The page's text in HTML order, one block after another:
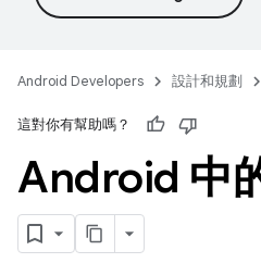
Android Developers 設計和規劃
這對你有幫助嗎？
Android 中